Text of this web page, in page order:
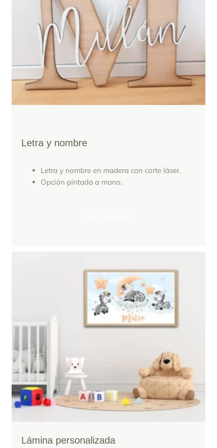
Letra y nombre
Letra y nombre en madera con corte láser.
Opción pintada a mano.
Lámina personalizada